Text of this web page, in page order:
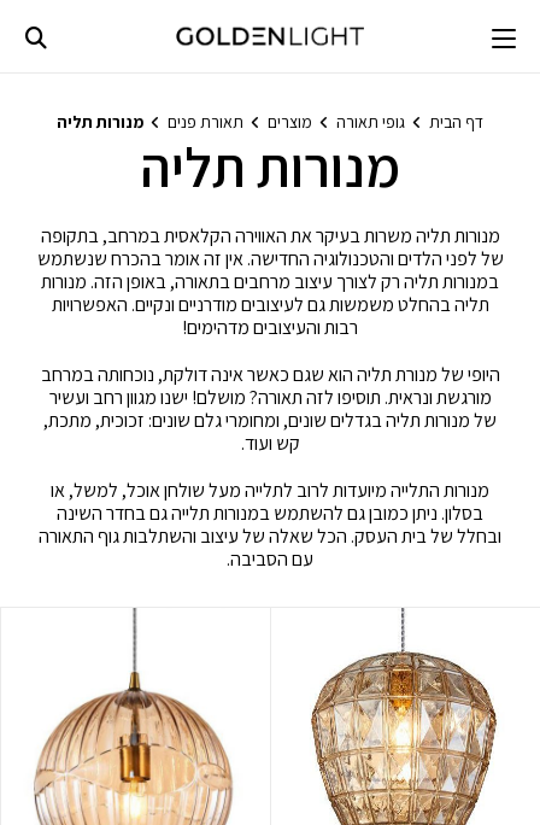
content
דף הבית גופי תאורה מוצרים תאורת פנים מנורות תליה
מנורות תליה
מנורות תליה משרות בעיקר את האווירה הקלאסית במרחב, בתקופה
של לפני הלדים והטכנולוגיה החדישה. אין זה אומר בהכרח שנשתמש
במנורות תליה רק לצורך עיצוב מרחבים בתאורה, באופן הזה. מנורות
תליה בהחלט משמשות גם לעיצובים מודרניים ונקיים. האפשרויות
רבות והעיצובים מדהימים!
היופי של מנורת תליה הוא שגם כאשר אינה דולקת, נוכחותה במרחב
מורגשת ונראית. תוסיפו לזה תאורה? מושלם! ישנו מגוון רחב ועשיר
של מנורות תליה בגדלים שונים, ומחומרי גלם שונים: זכוכית, מתכת,
קש ועוד.
מנורות התלייה מיועדות לרוב לתלייה מעל שולחן אוכל, למשל, או
בסלון. ניתן כמובן גם להשתמש במנורות תלייה גם בחדר השינה
ובחלל של בית העסק. הכל שאלה של עיצוב והשתלבות גוף התאורה
עם הסביבה.